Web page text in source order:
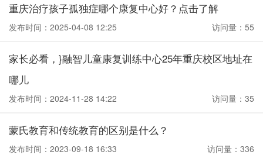
重庆治疗孩子孤独症哪个康复中心好？点击了解
发布时间：2025-04-08 12:25 访问量：55
家长必看，}融智儿童康复训练中心25年重庆校区地址在
哪儿
发布时间：2024-11-28 14:22 访问量：35
蒙氏教育和传统教育的区别是什么？
发布时间：2023-09-18 16:33 访问量：336